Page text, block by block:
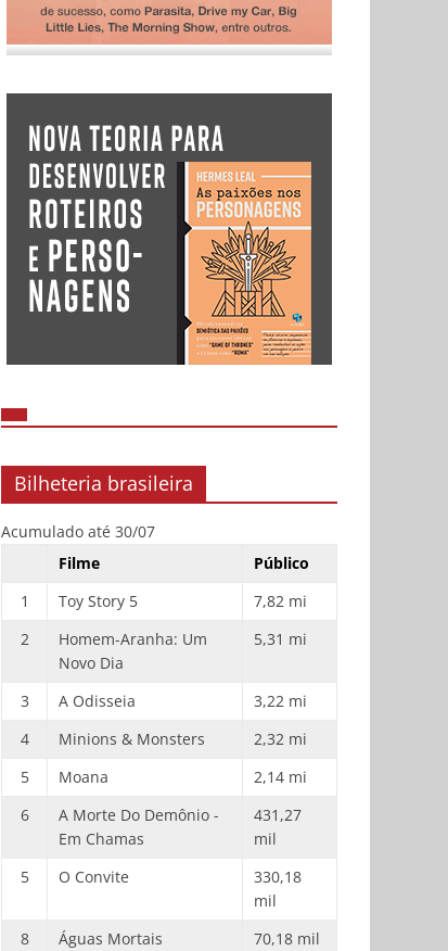
Bilheteria brasileira
Acumulado até 30/07
Filme
Público
1
Toy Story 5
7,82 mi
2
Homem-Aranha: Um
Novo Dia
5,31 mi
3 A Odisseia
3,22 mi
4
Minions & Monsters
2,32 mi
5
Moana
2,14 mi
6
A Morte Do Demônio -
Em Chamas
431,27
mil
5
O Convite
330,18
mil
8
Águas Mortais
70,18 mil